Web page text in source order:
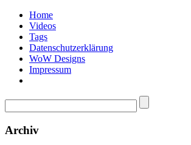
Home
Videos
Tags
Datenschutzerklärung
WoW Designs
Impressum
Archiv